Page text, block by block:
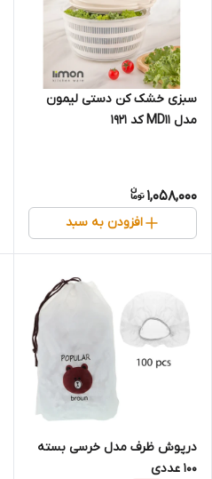
سبزی خشک کن دستی لیمون
مدل MD11 کد 1921
1,058,000
افزودن به سبد
درپوش ظرف مدل خرسی بسته
100 عددی